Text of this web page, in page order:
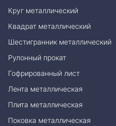
Круг металлический
Квадрат металлический
Шестигранник металлический
Рулонный прокат
Гофрированный лист
Лента металлическая
Плита металлическая
Поковка металлическая